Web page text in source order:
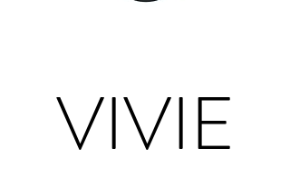
VIVIE